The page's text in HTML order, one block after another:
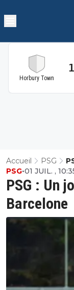
Horbury Town
Accueil PSG
PSG : Un
Barcelone
PSG•01 JUIL. ,